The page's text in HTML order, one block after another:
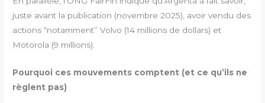
juste avant la publication (novembre 2025), avoir vendu des
actions “notamment” Volvo (14 millions de dollars) et
Motorola (9 millions).
Pourquoi ces mouvements comptent (et ce qu’ils ne
règlent pas)